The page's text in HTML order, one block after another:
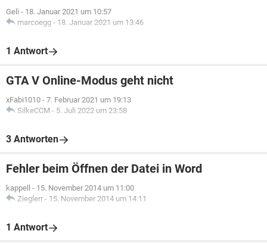
Geli - 18. Januar 2021 um 10:57
marcoegg - 18. Januar 2021 um 13:46
1 Antwort
GTA V Online-Modus geht nicht
xFabi1010 - 7. Februar 2021 um 19:13
SilkeCCM - 5. Juli 2022 um 23:58
3 Antworten
Fehler beim Öffnen der Datei in Word
kappell - 15. November 2014 um 11:00
Zieglerr - 15. November 2014 um 14:11
1 Antwort